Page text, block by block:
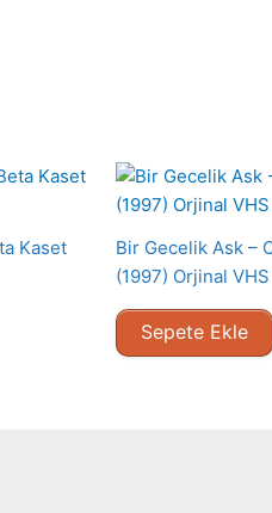
Kaset
Bir Gecelik Ask –
(1997) Orjinal
Sepete Ekle